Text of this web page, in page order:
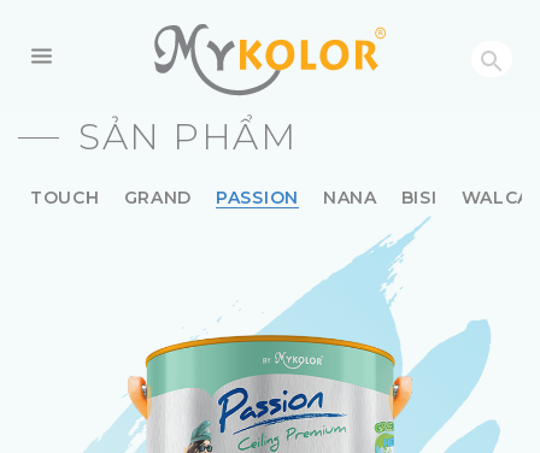
MYKOLOR
SẢN PHẨM
TOUCH GRAND PASSION NANA BISI